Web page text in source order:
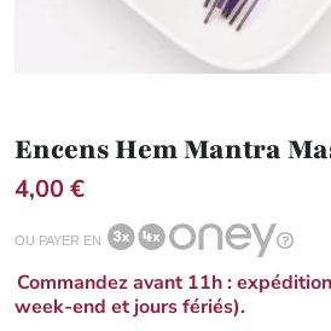
Encens Hem Mantra
4,00 €
OU PAYER EN
Commandez avant 11h :
week-end et jours fériés).